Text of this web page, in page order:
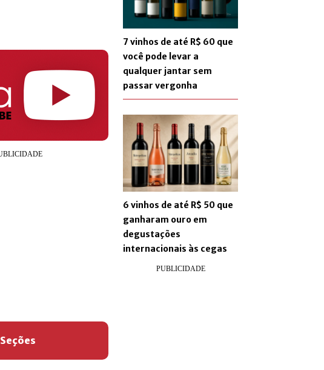
Seções
7 vinhos de até R$ 60 que
você pode levar a
qualquer jantar sem
passar vergonha
6 vinhos de até R$ 50 que
ganharam ouro em
degustações
internacionais às cegas